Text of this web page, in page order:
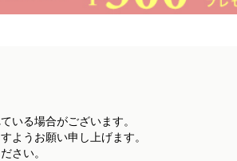
いる場合がございます。
よう お願い申し上げます。
さい。